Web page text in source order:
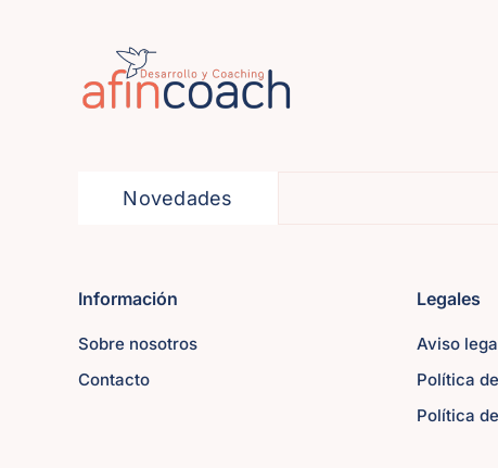
Novedades
Información
Sobre nosotros
Contacto
Legales
Aviso
Política
Política